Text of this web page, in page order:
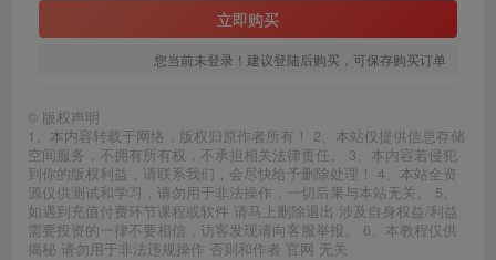
立即购买
您当前未登录！建议登陆后购买，可保存购买订单
© 版权声明
1、本内容转载于网络，版权归原作者所有！ 2、本站仅提供信息存储
空间服务，不拥有所有权，不承担相关法律责任。 3、本内容若侵犯
到你的版权利益，请联系我们，会尽快给予删除处理！ 4、本站全资
源仅供测试和学习，请勿用于非法操作，一切后果与本站无关。 5、
如遇到充值付费环节课程或软件 请马上删除退出 涉及自身权益/利益
需要投资的一律不要相信，访客发现请向客服举报。 6、本教程仅供
揭秘 请勿用于非法违规操作 否则和作者 官网 无关